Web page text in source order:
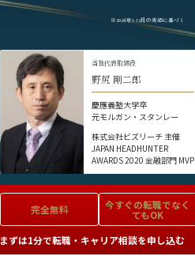
※2024年1-12月の実績に基づく
当社代表取締役
野尻 剛二郎
慶應義塾大学卒
元モルガン・スタンレー
株式会社ビズリーチ 主催
JAPAN HEADHUNTER
AWARDS 2020 金融部門 MVP
完全無料 今すぐの転職でなく
てもOK
まずは1分で転職・キャリア相談を申し込む